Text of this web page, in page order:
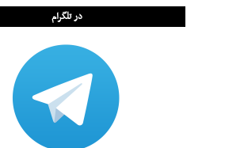
در تلگرام